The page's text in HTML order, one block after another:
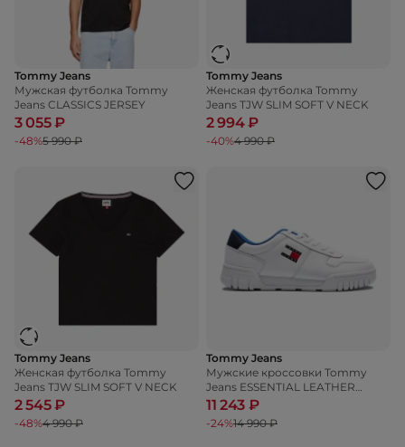
Tommy Jeans
Мужская футболка Tommy
Jeans CLASSICS JERSEY
3 055 ₽
-48%5 990 ₽
Tommy Jeans
Женская футболка Tommy
Jeans TJW SLIM SOFT V NECK
2 994 ₽
-40%4 990 ₽
Tommy Jeans
Женская футболка Tommy
Jeans TJW SLIM SOFT V NECK
2 545 ₽
-48%4 990 ₽
Tommy Jeans
Мужские кроссовки Tommy
Jeans ESSENTIAL LEATHER
CUPSOLE
11 243 ₽
-24%14 990 ₽